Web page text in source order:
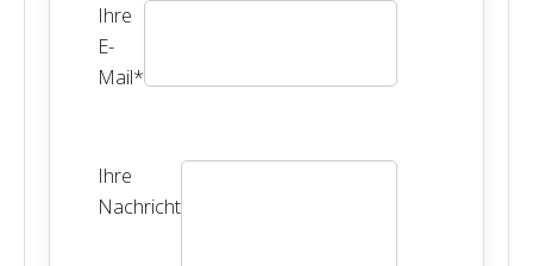
Ihre
E-
Mail*
Ihre
Nachricht